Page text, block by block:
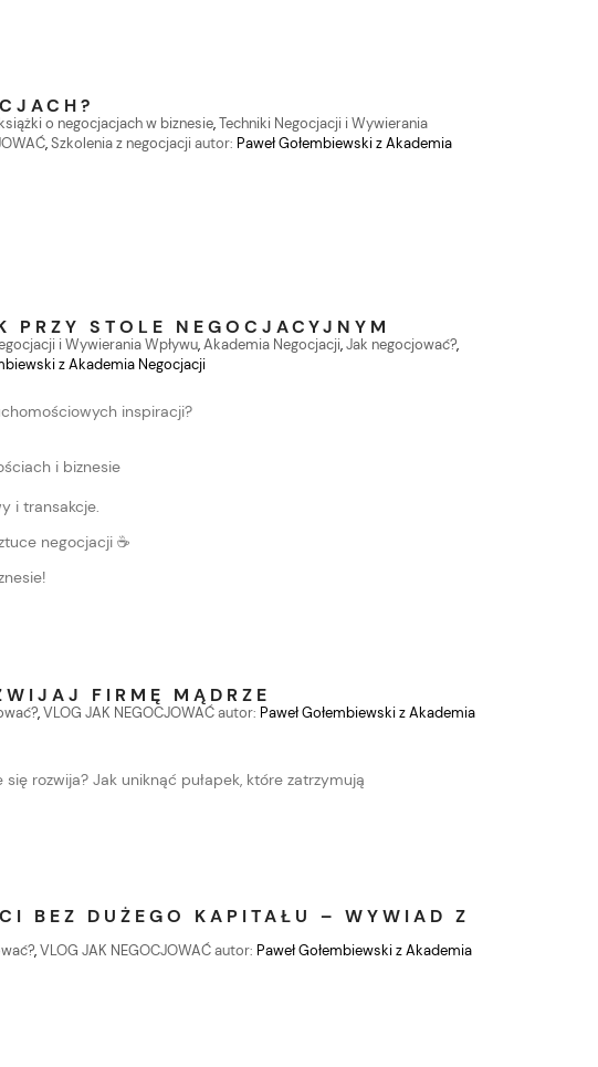
o negocjacjach w biznesie,Techniki Negocjacji i Wywierania
,Szkolenia z negocjacji autor: Paweł Gołembiewski z Akademia
PRZY STOLE NEGOCJACYJNYM
i Wywierania Wpływu,Akademia Negocjacji,Jak negocjować?,
z Akademia Negocjacji
inspiracji?
i biznesie
i transakcje.
negocjacji ☕
FIRMĘ MĄDRZE
,VLOG JAK NEGOCJOWAĆautor: Paweł Gołembiewski z Akademia
rozwija? Jak uniknąć pułapek, które zatrzymują
BEZ DUŻEGO KAPITAŁU – WYWIAD Z
,VLOG JAK NEGOCJOWAĆautor: Paweł Gołembiewski z Akademia